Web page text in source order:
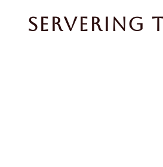
SERVERING